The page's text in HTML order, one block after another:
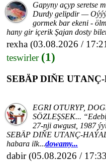
Gapyny açyp seretse
Durdy gelipdir —
gormek bar ekeni -
hany gir içerik Şajan dosty
rexha (03.08.2026 /
teswirler (1)
SEBÄP DIŇE
EGRI ОTURYP,
SÖZLEŞSEK...
27-nji аwgust, 1987
SEBÄP DIŇE UTАNÇ-
hаbаrа ilk...dowamy...
dabir(05.08.2026 /